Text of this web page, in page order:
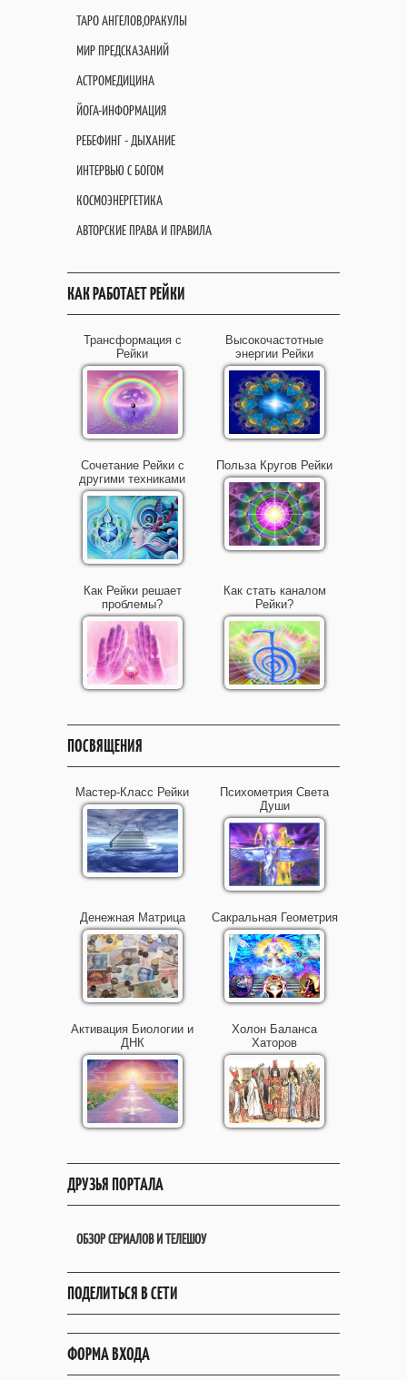
ТАРО АНГЕЛОВ,ОРАКУЛЫ
МИР ПРЕДСКАЗАНИЙ
АСТРОМЕДИЦИНА
ЙОГА-ИНФОРМАЦИЯ
РЕБЕФИНГ - ДЫХАНИЕ
ИНТЕРВЬЮ С БОГОМ
КОСМОЭНЕРГЕТИКА
АВТОРСКИЕ ПРАВА И ПРАВИЛА
КАК РАБОТАЕТ РЕЙКИ
Трансформация с
Рейки
Высокочастотные
энергии Рейки
Сочетание Рейки с
другими техниками
Польза Кругов Рейки
Как Рейки решает
проблемы?
Как стать каналом
Рейки?
ПОСВЯЩЕНИЯ
Мастер-Класс Рейки
Психометрия Света
Души
Денежная Матрица Сакральная Геометрия
Активация Биологии и
ДНК
Холон Баланса
Хаторов
ДРУЗЬЯ ПОРТАЛА
ОБЗОР СЕРИАЛОВ И ТЕЛЕШОУ
ПОДЕЛИТЬСЯ В СЕТИ
ФОРМА ВХОДА